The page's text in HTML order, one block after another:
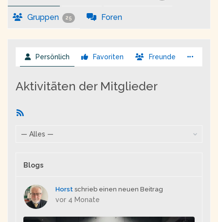
Gruppen 25 Foren
Persönlich Favoriten Freunde
Aktivitäten der Mitglieder
Blogs
Horst schrieb einen neuen Beitrag
vor 4 Monate